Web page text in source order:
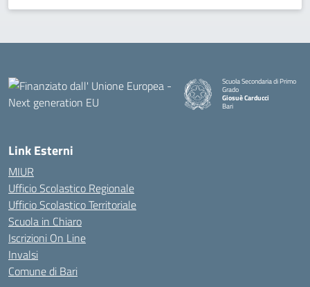
Scuola Secondaria di Primo
Grado
Giosuè Carducci
Bari
Link Esterni
MIUR
Ufficio Scolastico Regionale
Ufficio Scolastico Territoriale
Scuola in Chiaro
Iscrizioni On Line
Invalsi
Comune di Bari